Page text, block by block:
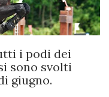
i podi dei
sono svolti
giugno.